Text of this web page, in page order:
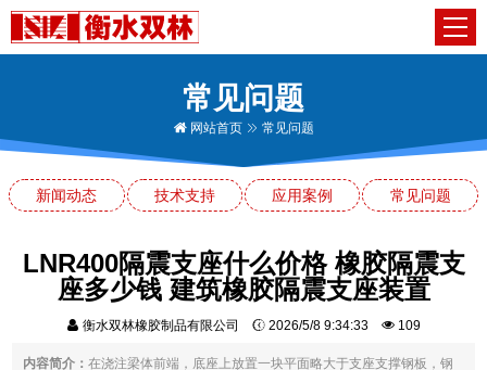
常见问题
网站首页 常见问题
新闻动态 技术支持 应用案例 常见问题
LNR400隔震支座什么价格 橡胶隔震支
座多少钱 建筑橡胶隔震支座装置
衡水双林橡胶制品有限公司 2026/5/8 9:34:33 109
内容简介：在浇注梁体前端，底座上放置一块平面略大于支座支撑钢板，钢